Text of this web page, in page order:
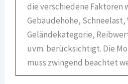
die verschiedene Faktoren
Gebäudehöhe, Schneelast,
Geländekategorie,
uvm. berücksichtigt. Die
muss zwingend beachtet